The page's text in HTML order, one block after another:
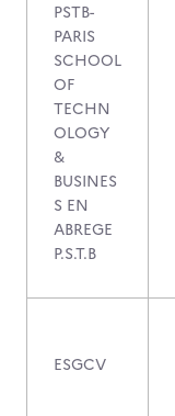
PSTB-
PARIS
SCHOOL
OF
TECHN
OLOGY
&
BUSINES
S EN
ABREGE
P.S.T.B
ESGCV